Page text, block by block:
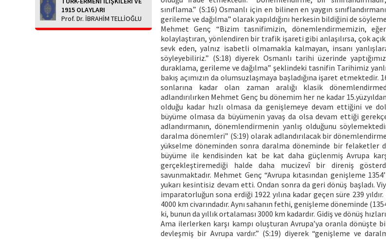
1915 OLAYLARI
Prof. Dr. İBRAHİM TELLİOĞLU
sınıflama.” (S:16) Osmanlı için en bilinen en yaygın
gerileme ve dağılma” olarak yapıldığını herkesin bildiğini de
Mehmet Genç “Bizim tasnifimizin, dönemlendirmemizin,
kolaylaştıran, yönlendiren bir trafik işareti gibi anlaşılırsa, çok
sevk eden, yalnız isabetli olmamakla kalmayan, insanı
söyleyebiliriz.” (S:18) diyerek Osmanlı tarihi üzerinde
duraklama, gerileme ve dağılma” şeklindeki tasnifin Tarihimiz
bakış açımızın da olumsuzlaşmaya başladığına işaret etmektedir.
sonlarına kadar olan zaman aralığı klasik
adlandırılırken Mehmet Genç bu dönemim her ne kadar
olduğu kadar hızlı olmasa da genişlemeye devam ettiğini ve
büyüme olmasa da büyümenin yavaş da olsa devam ettiği
adlandırmanın, dönemlendirmenin yanlış olduğunu
daralma dönemleri” (S:19) olarak adlandırılacak bir
yükselme döneminden sonra daralma döneminde bir felaketler
büyüme ile kendisinden kat be kat daha güçlenmiş Avrupa
gerçekleştiremediği halde daha mucizevî bir direniş
savunmaktadır. Mehmet Genç “Avrupa kıtasından genişleme
yukarı kesintisiz devam etti. Ondan sonra da geri dönüş başladı.
imparatorluğun sona erdiği 1922 yılına kadar geçen süre 239
4000 km civarındadır. Aynı sahanın fethi, genişleme döneminde
ki, bunun da yıllık ortalaması 3000 km kadardır. Gidiş ve dönüş
Ama ilerlerken karşı kampı oluşturan Avrupa’ya oranla dönüşte
devleşmiş bir Avrupa vardır.” (S:19) diyerek “genişleme ve